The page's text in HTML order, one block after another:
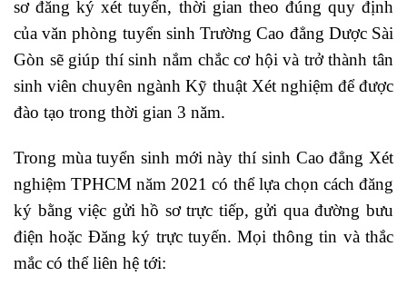
sơ đăng ký xét tuyển, thời gian theo đúng quy định
của văn phòng tuyển sinh Trường Cao đẳng Dược Sài
Gòn sẽ giúp thí sinh nắm chắc cơ hội và trở thành tân
sinh viên chuyên ngành Kỹ thuật Xét nghiệm để được
đào tạo trong thời gian 3 năm.
Trong mùa tuyển sinh mới này thí sinh Cao đẳng Xét
nghiệm TPHCM năm 2021 có thể lựa chọn cách đăng
ký bằng việc gửi hồ sơ trực tiếp, gửi qua đường bưu
điện hoặc Đăng ký trực tuyến. Mọi thông tin và thắc
mắc có thể liên hệ tới: